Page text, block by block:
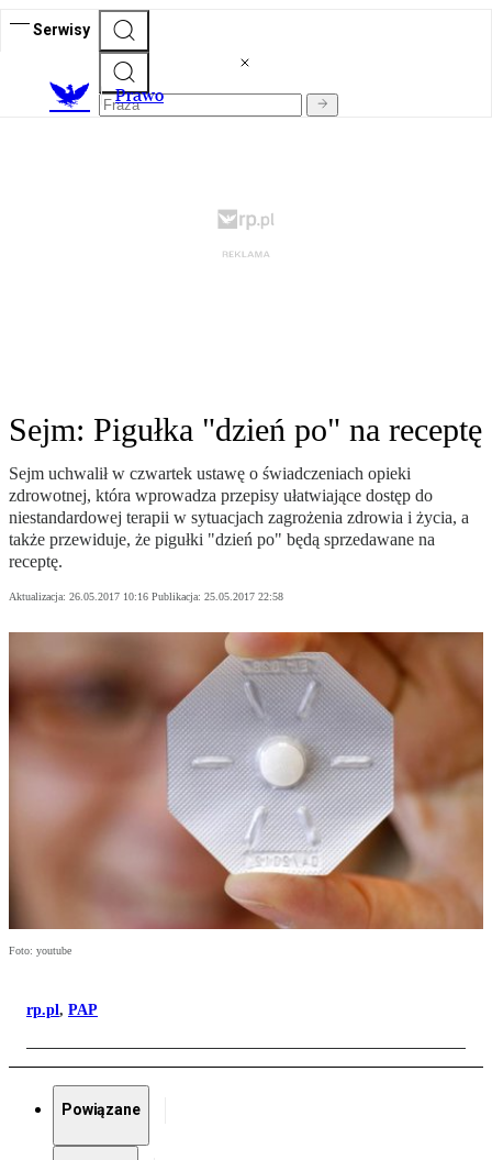
Serwisy
Prawo
Sejm: Pigułka "dzień po" na receptę
Sejm uchwalił w czwartek ustawę o świadczeniach opieki
zdrowotnej, która wprowadza przepisy ułatwiające dostęp do
niestandardowej terapii w sytuacjach zagrożenia zdrowia i życia, a
także przewiduje, że pigułki "dzień po" będą sprzedawane na
receptę.
Aktualizacja: 26.05.2017 10:16 Publikacja: 25.05.2017 22:58
Foto: youtube
rp.pl, PAP
Powiązane